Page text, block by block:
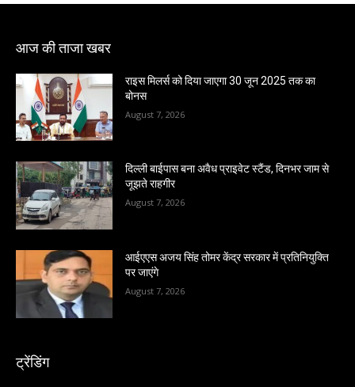
आज की ताजा खबर
राइस मिलर्स को दिया जाएगा 30 जून 2025 तक का
बोनस
August 7, 2026
दिल्ली बाईपास बना अवैध प्राइवेट स्टैंड, दिनभर जाम से
जूझते राहगीर
August 7, 2026
आईएएस अजय सिंह तोमर केंद्र सरकार में प्रतिनियुक्ति
पर जाएंगे
August 7, 2026
ट्रेंडिंग